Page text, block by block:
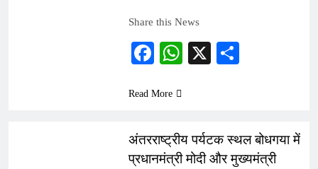
Share this News
Facebook
WhatsApp
X
Read More
अंतरराष्ट्रीय पर्यटक स्थल बोधगया में
प्रधानमंत्री मोदी और मुख्यमंत्री